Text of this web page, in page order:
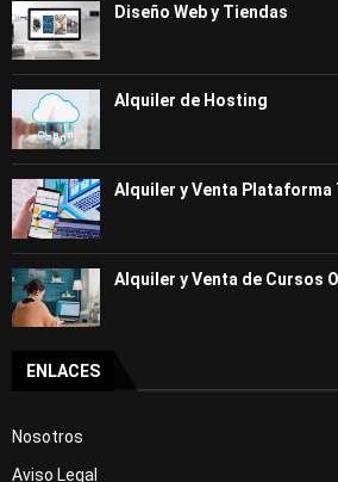
Diseño Web y Tiendas
Alquiler de Hosting
Alquiler y Venta
Alquiler y Venta de Cursos
ENLACES
Nosotros
Aviso Legal